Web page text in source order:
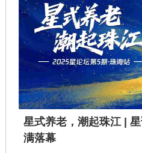
星式养老，潮起珠江 |
满落幕